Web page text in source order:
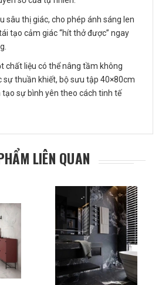
sâu thị giác, cho phép ánh sáng len
tạo cảm giác “hít thở được” ngay
chất liệu có thể nâng tầm không
sự thuần khiết, bộ sưu tập 40×80cm
tạo sự bình yên theo cách tinh tế
LIÊN QUAN